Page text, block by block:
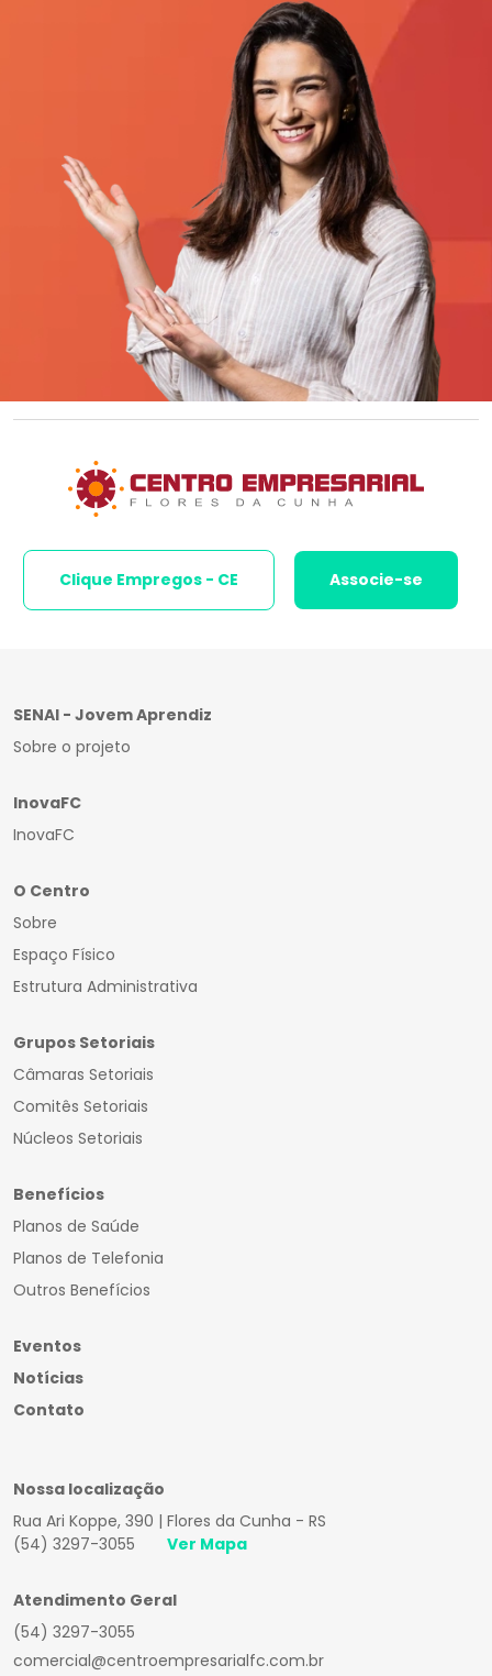
Clique Empregos - CE Associe-se
SENAI - Jovem Aprendiz
Sobre o projeto
InovaFC
InovaFC
O Centro
Sobre
Espaço Físico
Estrutura Administrativa
Grupos Setoriais
Câmaras Setoriais
Comitês Setoriais
Núcleos Setoriais
Benefícios
Planos de Saúde
Planos de Telefonia
Outros Benefícios
Eventos
Notícias
Contato
Nossa localização
Rua Ari Koppe, 390 | Flores da Cunha - RS
(54) 3297-3055
Ver Mapa
Atendimento Geral
(54) 3297-3055
comercial@centroempresarialfc.com.br